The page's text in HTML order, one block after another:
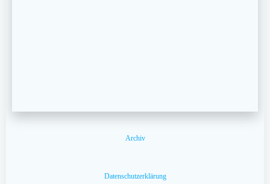
Archiv
Datenschutzerklärung